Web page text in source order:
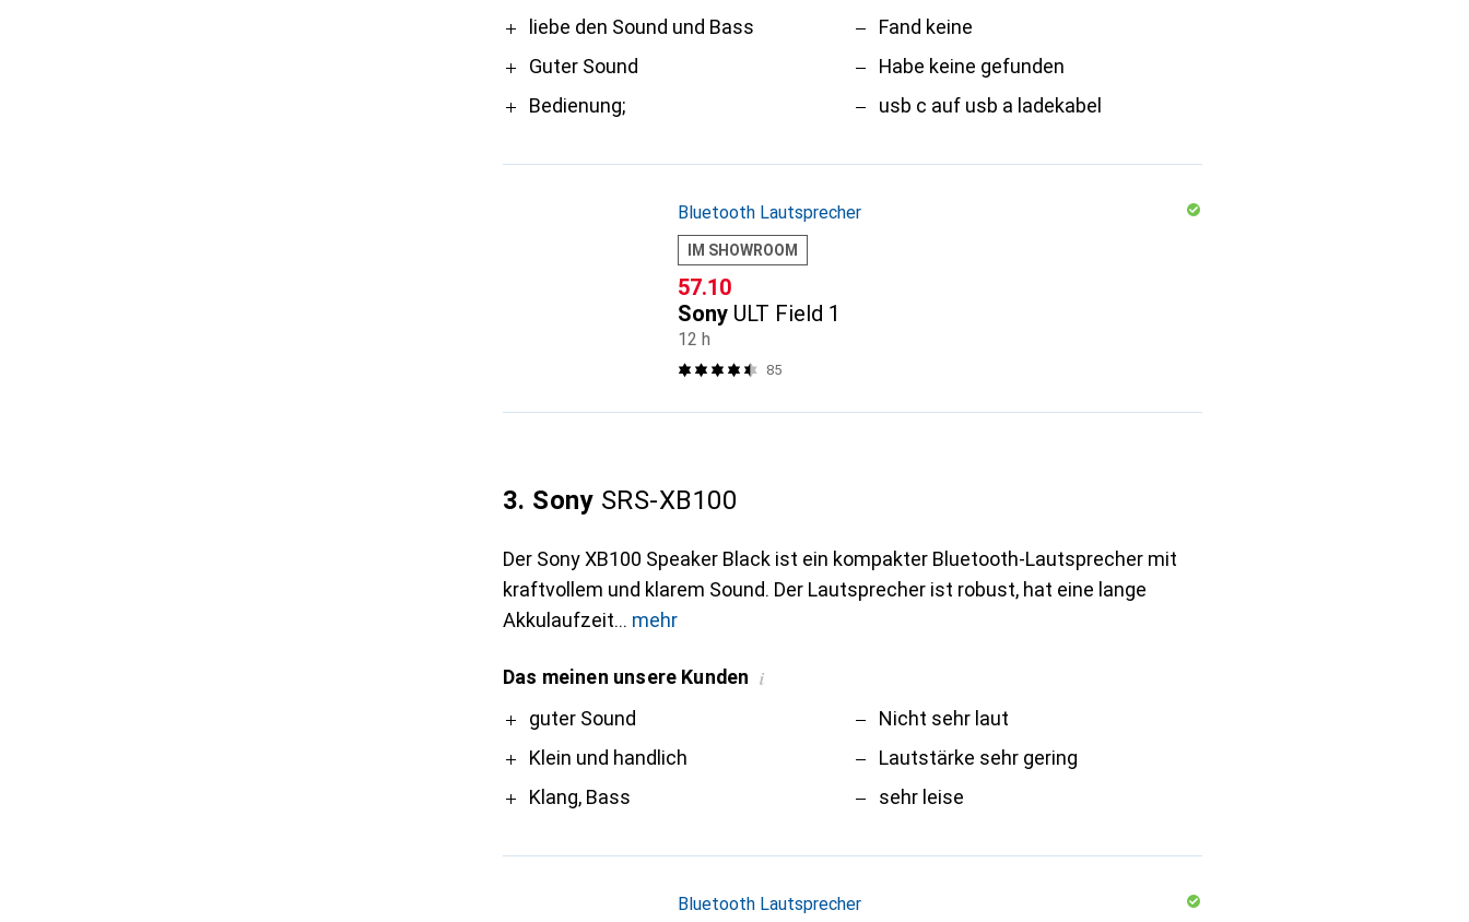
Pro liebe den Sound und Bass
Guter Sound
Bedienung;
Contra
Fand keine
Habe keine gefunden
usb c auf usb a ladekabel
Bluetooth Lautsprecher
IM SHOWROOM
CHF
57.10
Sony ULT Field 1
12 h
85
3. Sony SRS-XB100
Der Sony XB100 Speaker Black ist ein kompakter Bluetooth-Lautsprecher mit
kraftvollem und klarem Sound. Der Lautsprecher ist robust, hat eine lange
Akkulaufzeit
mehr
Das meinen unsere Kunden i
Proguter Sound
Klein und handlich
Klang, Bass
Contra
Nicht sehr laut
Lautstärke sehr gering
sehr leise
Bluetooth Lautsprecher